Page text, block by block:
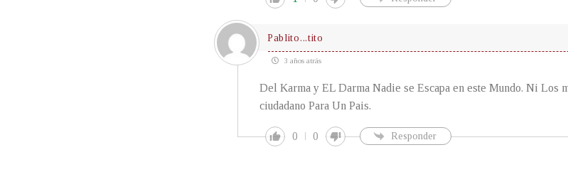
Pablito...tito
3 años atrás
Del Karma y EL Darma Nadie se Escapa en este Mundo. Ni Los
ciudadano Para Un Pais.
0 0 Responder